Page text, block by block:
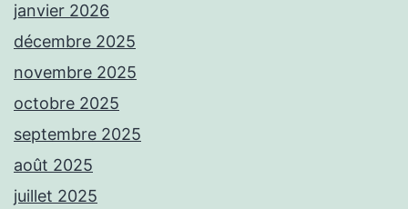
janvier 2026
décembre 2025
novembre 2025
octobre 2025
septembre 2025
août 2025
juillet 2025